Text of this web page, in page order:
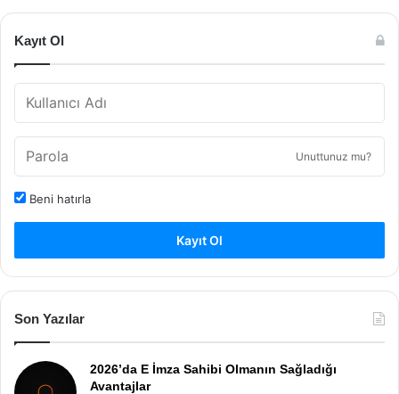
Kayıt Ol
Unuttunuz mu?
Beni hatırla
Kayıt Ol
Son Yazılar
2026’da E İmza Sahibi Olmanın Sağladığı
Avantajlar